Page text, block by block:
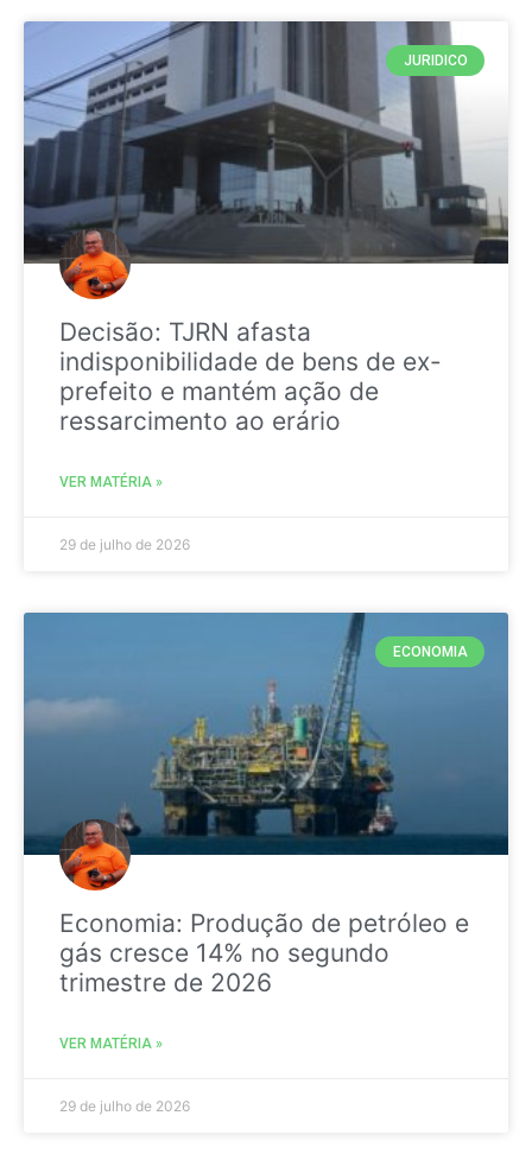
JURIDICO
Decisão: TJRN afasta
indisponibilidade de bens de ex-
prefeito e mantém ação de
ressarcimento ao erário
VER MATÉRIA »
29 de julho de 2026
ECONOMIA
Economia: Produção de petróleo e
gás cresce 14% no segundo
trimestre de 2026
VER MATÉRIA »
29 de julho de 2026